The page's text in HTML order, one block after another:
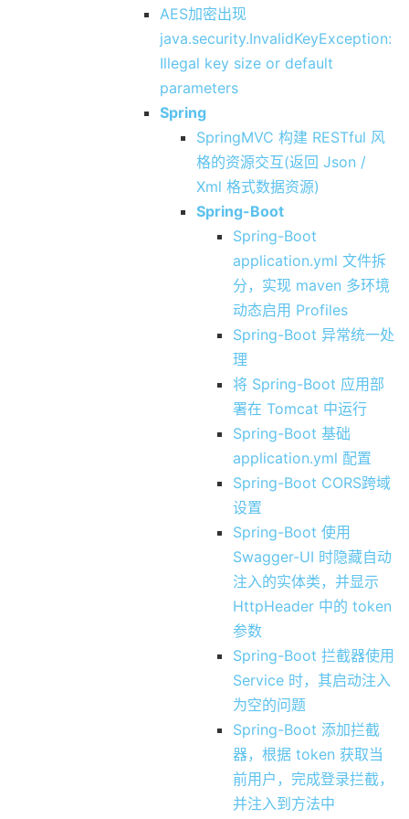
AES加密出现
java.security.InvalidKeyException:
Illegal key size or default
parameters
Spring
SpringMVC 构建 RESTful 风
格的资源交互(返回 Json /
Xml 格式数据资源)
Spring-Boot
Spring-Boot
application.yml 文件拆
分，实现 maven 多环境
动态启用 Profiles
Spring-Boot 异常统一处
理
将 Spring-Boot 应用部
署在 Tomcat 中运行
Spring-Boot 基础
application.yml 配置
Spring-Boot CORS跨域
设置
Spring-Boot 使用
Swagger-UI 时隐藏自动
注入的实体类，并显示
HttpHeader 中的 token
参数
Spring-Boot 拦截器使用
Service 时，其启动注入
为空的问题
Spring-Boot 添加拦截
器，根据 token 获取当
前用户，完成登录拦截，
并注入到方法中